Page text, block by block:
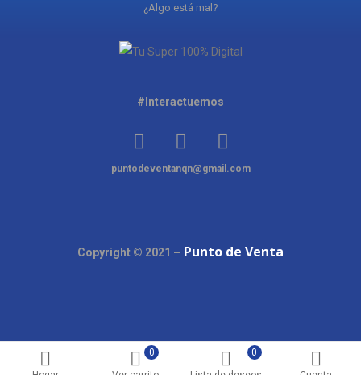
0
0
¿Algo está mal?
#Interactuemos
puntodeventanqn@gmail.com
Copyright © 2021 – Punto de Venta